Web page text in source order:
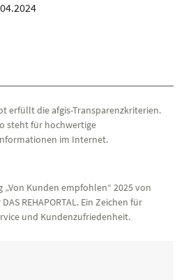
erfüllt die afgis-Transparenzkriterien.
steht für hochwertige
im Internet.
„Von Kunden empfohlen“ 2025 von
REHAPORTAL. Ein Zeichen für
und Kundenzufriedenheit.